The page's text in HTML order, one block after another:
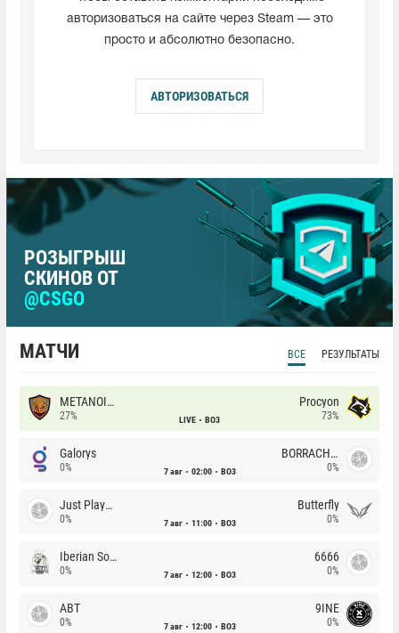
авторизоваться на сайте через Steam — это
просто и абсолютно безопасно.
АВТОРИЗОВАТЬСЯ
РОЗЫГРЫШ
СКИНОВ ОТ
@CSGO
МАТЧИ ВСЕ РЕЗУЛЬТАТЫ
METANOIA Wolves
27% LIVE BO3
Procyon
73%
Galorys
0% 7 авг 02:00 BO3
BORRACHEIROS
0%
Just Players
0% 7 авг 11:00 BO3
Butterfly
0%
Iberian Soul
0% 7 авг 12:00 BO3
6666
0%
ABT
0% 7 авг 12:00 BO3
9INE
0%